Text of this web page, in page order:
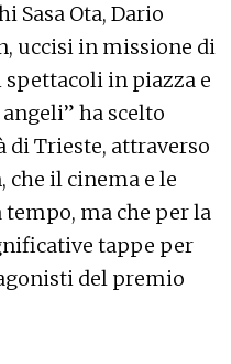
Sasa Ota, Dario
uccisi in missione di
spettacoli in piazza e
ha scelto
di Trieste, attraverso
che il cinema e le
ma che per la
tappe per
del premio